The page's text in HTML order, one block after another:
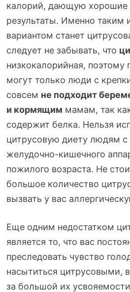
калорий, дающую хорошие
результаты. Именно таким
вариантом станет
следует не забывать, что
низкокалорийная, поэтому
могут только люди с
совсем не подходит
и кормящим мамам, так
содержит белка. Нельзя
цитрусовую диету людям с
желудочно-кишечного
пожилого возраста. Не
большое количество
вызвать у вас
Еще одним недостатком
является то, что вас
преследовать чувство
насытиться цитрусовыми,
за большой их